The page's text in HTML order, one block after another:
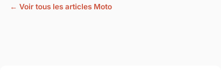
← Voir tous les articles Moto